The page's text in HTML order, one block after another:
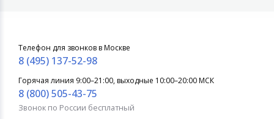
Телефон для звонков в Москве
8 (495) 137-52-98
Горячая линия 9:00–21:00, выходные 10:00–20:00 МСК
8 (800) 505-43-75
Звонок по России бесплатный